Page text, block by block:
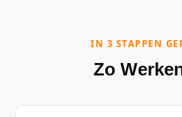
IN 3 STAPPEN
Zo